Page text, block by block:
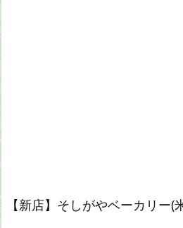
【新店】そしがやベーカリー(